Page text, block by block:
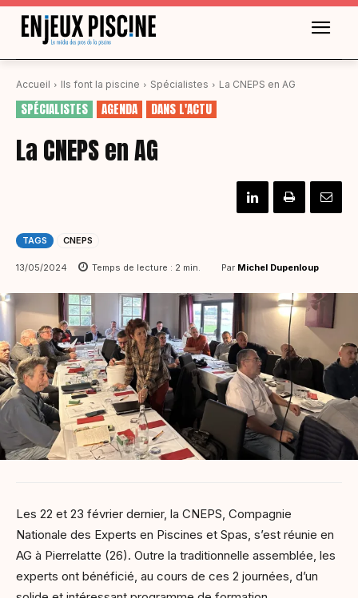
Accueil Ils font la piscine Spécialistes La CNEPS en AG
SPÉCIALISTES AGENDA DANS L'ACTU
La CNEPS en AG
TAGS CNEPS
13/05/2024 Temps de lecture : 2 min. Par Michel Dupenloup
Les 22 et 23 février dernier, la CNEPS, Compagnie
Nationale des Experts en Piscines et Spas, s’est réunie en
AG à Pierrelatte (26). Outre la traditionnelle assemblée, les
experts ont bénéficié, au cours de ces 2 journées, d’un